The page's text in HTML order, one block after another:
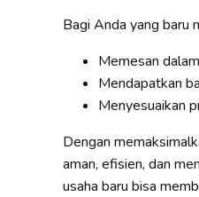
Bagi Anda yang baru
Memesan
Mendapatkan
Menyesuaikan
Dengan
aman, efisien, dan
usaha baru bisa